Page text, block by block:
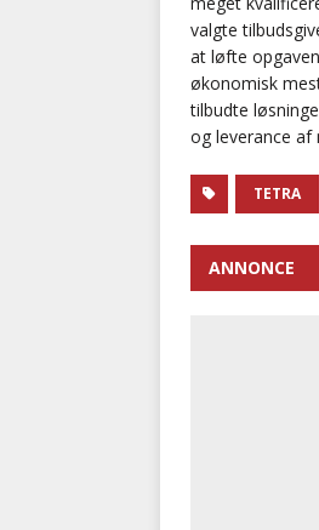
valgte
at løfte
økonomisk
tilbudte
og leverance af
TETRA
ANNONCE